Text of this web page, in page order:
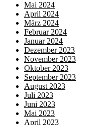
Mai 2024
April 2024
März 2024
Februar 2024
Januar 2024
Dezember 2023
November 2023
Oktober 2023
September 2023
August 2023
Juli 2023
Juni 2023
Mai 2023
April 2023